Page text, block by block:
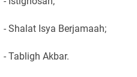
- Shalat Isya Berjamaah;
- Tabligh Akbar.